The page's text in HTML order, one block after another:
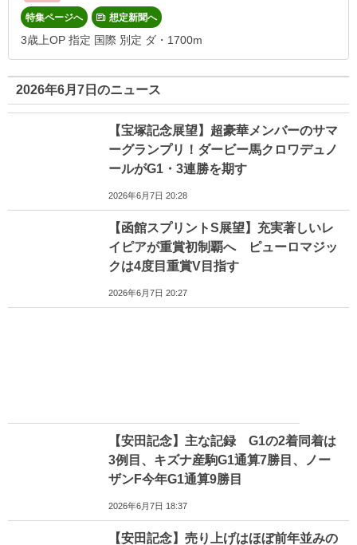
特集ページへ 想定新聞へ
3歳上OP 指定 国際 別定 ダ・1700m
2026年6月7日のニュース
【宝塚記念展望】超豪華メンバーのサマ
ーグランプリ！ダービー馬クロワデュノ
ールがG1・3連勝を期す
2026年6月7日 20:28
【函館スプリントS展望】充実著しいレ
イピアが重賞初制覇へ ピューロマジッ
クは4度目重賞V目指す
2026年6月7日 20:27
【安田記念】主な記録 G1の2着同着は
3例目、キズナ産駒G1通算7勝目、ノー
ザンF今年G1通算9勝目
2026年6月7日 18:37
【安田記念】売り上げはほぼ前年並みの